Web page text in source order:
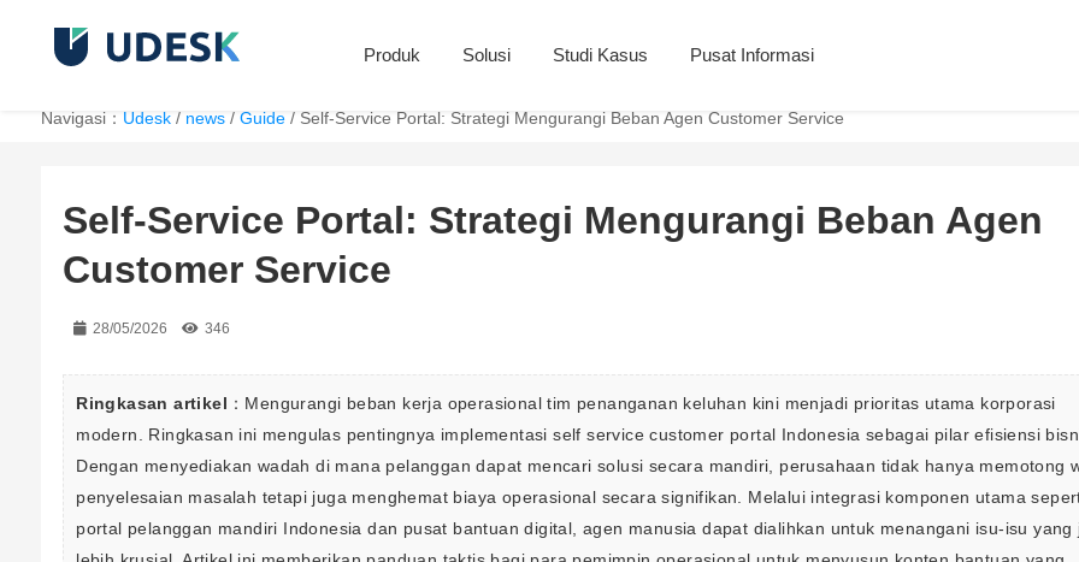
Produk Solusi Studi Kasus Pusat Informasi
Navigasi： Udesk/ news/ Guide/ Self-Service Portal: Strategi Mengurangi Beban Agen Customer Service
Self-Service Portal: Strategi Mengurangi Beban Agen
Customer Service
28/05/2026 346
Ringkasan artikel ：Mengurangi beban kerja operasional tim penanganan keluhan kini menjadi prioritas utama korporasi
modern. Ringkasan ini mengulas pentingnya implementasi self service customer portal Indonesia sebagai pilar efisiensi
Dengan menyediakan wadah di mana pelanggan dapat mencari solusi secara mandiri, perusahaan tidak hanya memotong
penyelesaian masalah tetapi juga menghemat biaya operasional secara signifikan. Melalui integrasi komponen utama
portal pelanggan mandiri Indonesia dan pusat bantuan digital, agen manusia dapat dialihkan untuk menangani isu-isu yang